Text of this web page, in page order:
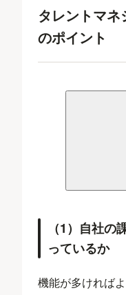
タレントマ
のポイント
（1）自社
っているか
機能が多ければ